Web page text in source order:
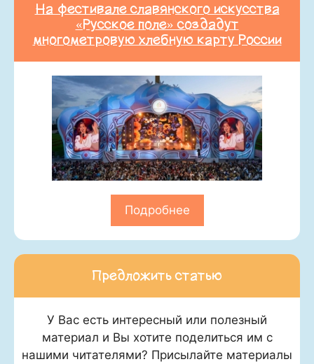
На фестивале славянского искусства
«Русское поле» создадут
многометровую хлебную карту России
Подробнее
Предложить статью
У Вас есть интересный или полезный
материал и Вы хотите поделиться им с
нашими читателями? Присылайте материалы